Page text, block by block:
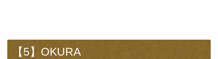
【5】OKURA